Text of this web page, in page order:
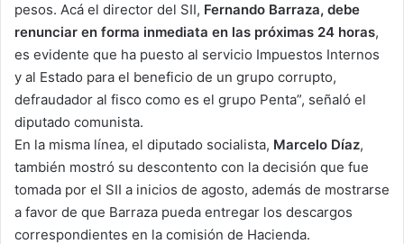
pesos. Acá el director del SII, Fernando Barraza, debe
renunciar en forma inmediata en las próximas 24 horas,
es evidente que ha puesto al servicio Impuestos Internos
y al Estado para el beneficio de un grupo corrupto,
defraudador al fisco como es el grupo Penta”, señaló el
diputado comunista.
En la misma línea, el diputado socialista, Marcelo Díaz,
también mostró su descontento con la decisión que fue
tomada por el SII a inicios de agosto, además de mostrarse
a favor de que Barraza pueda entregar los descargos
correspondientes en la comisión de Hacienda.